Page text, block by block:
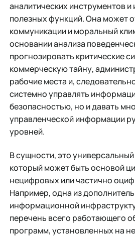
аналитических инструментов
полезных функций. Она может
коммуникации и моральный
основании анализа
прогнозировать критические
коммерческую тайну,
рабочие места и,
системно управлять
безопасностью, но и давать
управленческой информации
уровней.
В сущности, это
который может быть основой
нецифровых или частично
Например, одна из
информационной
перечень всего работающего
программ, установленных на